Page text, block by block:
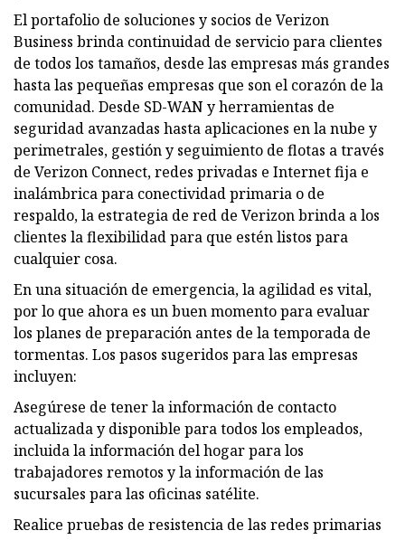
El portafolio de soluciones y socios de Verizon
Business brinda continuidad de servicio para clientes
de todos los tamaños, desde las empresas más grandes
hasta las pequeñas empresas que son el corazón de la
comunidad. Desde SD-WAN y herramientas de
seguridad avanzadas hasta aplicaciones en la nube y
perimetrales, gestión y seguimiento de flotas a través
de Verizon Connect, redes privadas e Internet fija e
inalámbrica para conectividad primaria o de
respaldo, la estrategia de red de Verizon brinda a los
clientes la flexibilidad para que estén listos para
cualquier cosa.
En una situación de emergencia, la agilidad es vital,
por lo que ahora es un buen momento para evaluar
los planes de preparación antes de la temporada de
tormentas. Los pasos sugeridos para las empresas
incluyen:
Asegúrese de tener la información de contacto
actualizada y disponible para todos los empleados,
incluida la información del hogar para los
trabajadores remotos y la información de las
sucursales para las oficinas satélite.
Realice pruebas de resistencia de las redes primarias